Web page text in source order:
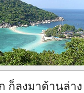
ก็ลงมาด้านล่า